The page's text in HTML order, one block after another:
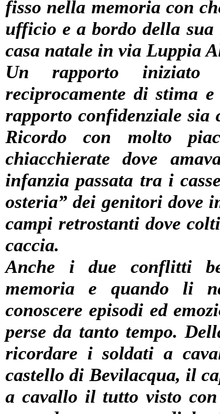
fisso nella memoria con
ufficio e a bordo della sua
casa natale in via Luppia
Un rapporto iniziato
reciprocamente di stima
rapporto confidenziale
Ricordo con molto
chiacchierate dove
infanzia passata tra i
osteria” dei genitori dove
campi retrostanti dove
caccia.
Anche i due conflitti
memoria e quando li
conoscere episodi ed
perse da tanto tempo.
ricordare i soldati a
castello di Bevilacqua, il
a cavallo il tutto visto